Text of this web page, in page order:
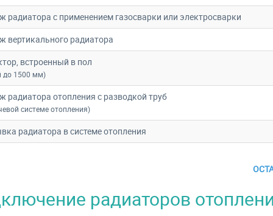
радиатора с применением газосварки или электросварки
вертикального радиатора
встроенный в пол
до 1500 мм)
радиатора отопления с разводкой труб
системе отопления)
радиатора в системе отопления
радиаторов